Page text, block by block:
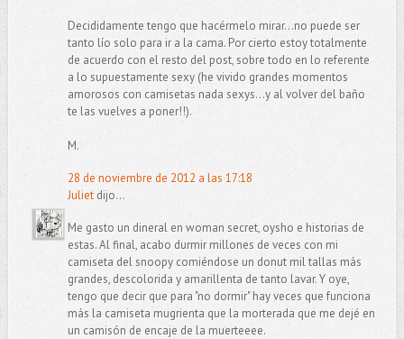
Decididamente tengo que hacérmelo mirar...no puede ser
tanto lío solo para ir a la cama. Por cierto estoy totalmente
de acuerdo con el resto del post, sobre todo en lo referente
a lo supuestamente sexy (he vivido grandes momentos
amorosos con camisetas nada sexys...y al volver del baño
te las vuelves a poner!!).
M.
28 de noviembre de 2012 a las 17:18
Julietdijo...
Me gasto un dineral en woman secret, oysho e historias de
estas. Al final, acabo durmir millones de veces con mi
camiseta del snoopy comiéndose un donut mil tallas más
grandes, descolorida y amarillenta de tanto lavar. Y oye,
tengo que decir que para "no dormir" hay veces que funciona
más la camiseta mugrienta que la morterada que me dejé en
un camisón de encaje de la muerteeee.